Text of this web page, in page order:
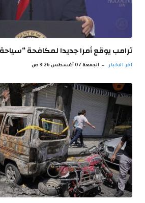
ترامب يوقع أمرا جديدا لمكافحة “سياحة
اخر الاخبار الجمعة 07 أغسطس 3:26 ص